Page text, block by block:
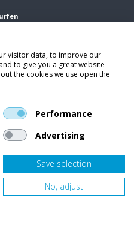
en kortingsacties.
& Snowgemiddeld met een
visitor data, to improve our
to give you a great website
the cookies we use open the
Performance
Advertising
Save selection
No, adjust